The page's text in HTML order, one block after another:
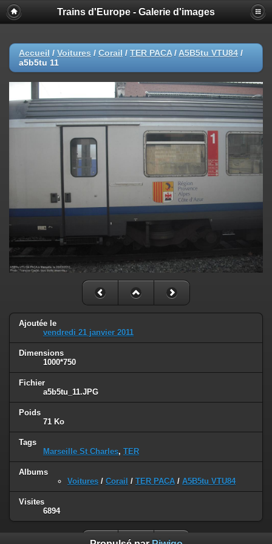
Trains d'Europe - Galerie d'images
Accueil / Voitures / Corail / TER PACA/ A5B5tu VTU84 /
a5b5tu 11
Ajoutée le
vendredi 21 janvier 2011
Dimensions
1000*750
Fichier
a5b5tu_11.JPG
Poids
71 Ko
Tags
Marseille St Charles, TER
Albums
Voitures / Corail / TER PACA / A5B5tu VTU84
Visites
6894